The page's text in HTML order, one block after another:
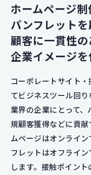
ホームページ
パンフレットを
顧客に一貫性の
企業イメージを
コーポレートサイト
てビジネスツール回
業界の企業にとって
規顧客獲得などに貢
ムページはオンライ
フレットはオフライ
します。接触ポイン